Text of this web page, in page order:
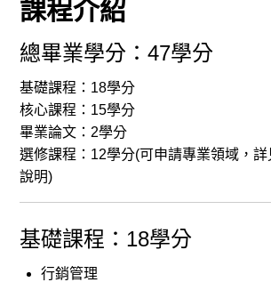
課程介紹
總畢業學分：47學分
基礎課程：18學分
核心課程：15學分
畢業論文：2學分
選修課程：12學分(可申請專業領域，
說明)
基礎課程：18學分
行銷管理